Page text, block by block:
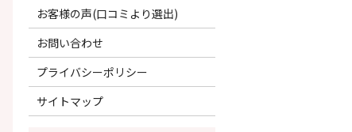
お客様の声(口コミより選出)
お問い合わせ
プライバシーポリシー
サイトマップ